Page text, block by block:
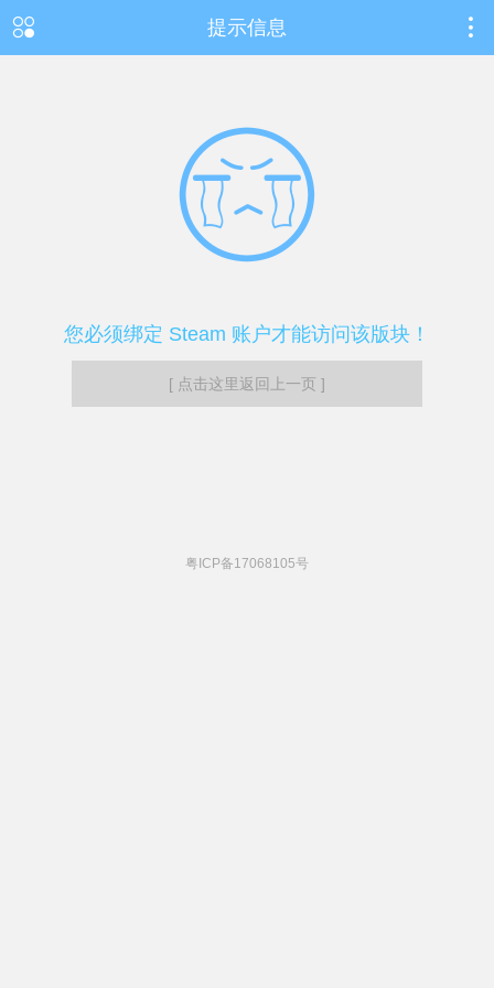
提示信息
您必须绑定 Steam 账户才能访问该版块！
[ 点击这里返回上一页 ]
粤ICP备17068105号